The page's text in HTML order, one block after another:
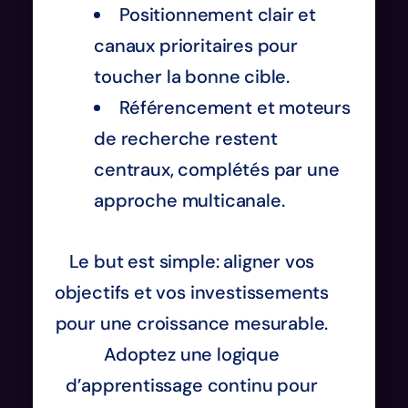
Positionnement clair et
canaux prioritaires pour
toucher la bonne cible.
Référencement et moteurs
de recherche restent
centraux, complétés par une
approche multicanale.
Le but est simple: aligner vos
objectifs et vos investissements
pour une croissance mesurable.
Adoptez une logique
d’apprentissage continu pour